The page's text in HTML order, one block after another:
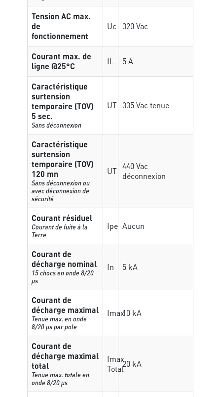
Tension AC max.
de
fonctionnement
Uc 320 Vac
Courant max. de
ligne @25°C
IL 5 A
Caractéristique
surtension
temporaire (TOV)
5 sec.
Sans déconnexion
UT 335 Vac tenue
Caractéristique
surtension
temporaire (TOV)
120 mn
Sans déconnexion ou
avec déconnexion de
sécurité
UT 440 Vac
déconnexion
Courant résiduel
Courant de fuite à la
Terre
Ipe Aucun
Courant de
décharge nominal
15 chocs en onde 8/20
µs
In 5 kA
Courant de
décharge maximal
Tenue max. en onde
8/20 µs par pole
Imax10 kA
Courant de
décharge maximal
total
Tenue max. totale en
onde 8/20 µs
Imax
Total20 kA